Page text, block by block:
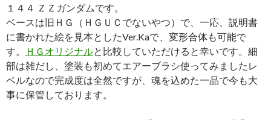
１４４ ＺＺガンダムです。
ベースは旧ＨＧ（ＨＧＵＣでないやつ）で、一応、説明書
に書かれた絵を見本としたVer.Kaで、変形合体も可能で
す。
ＨＧオリジナルと比較していただけると幸いです。細
部は雑だし、塗装も初めてエアーブラシ使ってみましたレ
ベルなので完成度は全然ですが、魂を込めた一品で今も大
事に保管しております。